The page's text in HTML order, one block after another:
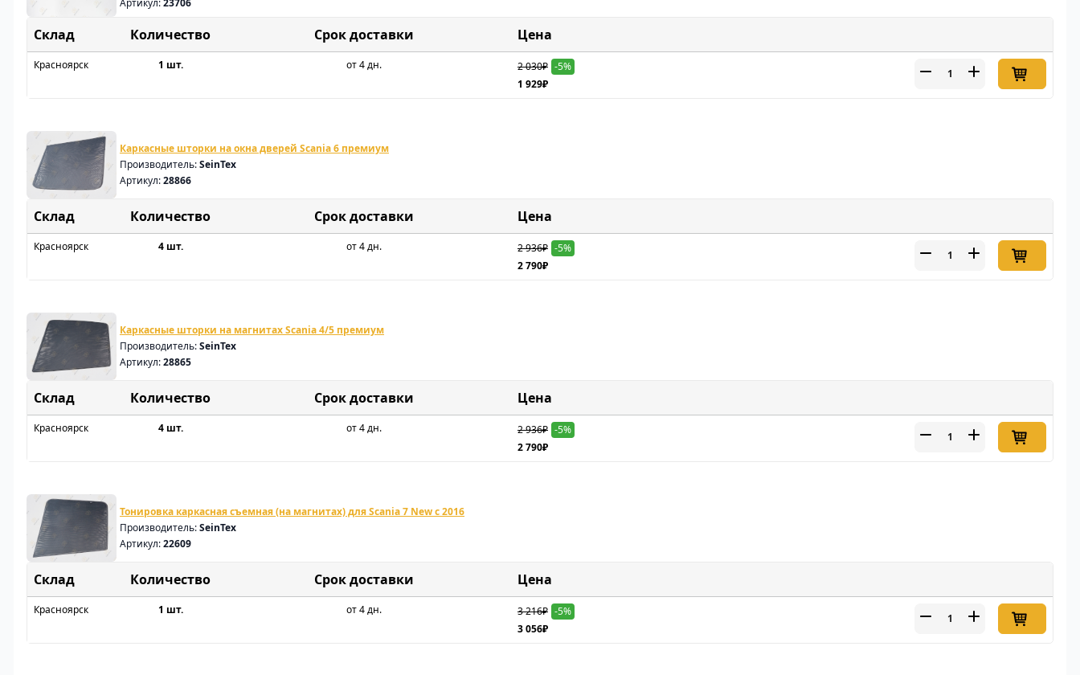
Артикул:23706
Склад Срок доставки Цена
Красноярск 1 шт. от 4 дн. 2 030₽ -5%
1 929₽
Каркасные шторки на окна дверей Scania 6 премиум
Производитель:SeinTex
Артикул:28866
Склад Срок доставки Цена
Красноярск 4 шт. от 4 дн. 2 936₽ -5%
2 790₽
Каркасные шторки на магнитах Scania 4/5 премиум
Производитель:SeinTex
Артикул:28865
Склад Срок доставки Цена
Красноярск 4 шт. от 4 дн. 2 936₽ -5%
2 790₽
Тонировка каркасная съемная (на магнитах) для Scania 7 New с 2016
Производитель:SeinTex
Артикул:22609
Склад Срок доставки Цена
Красноярск 1 шт. от 4 дн. 3 216₽ -5%
3 056₽